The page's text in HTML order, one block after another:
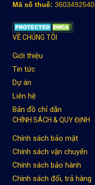
Mã số thuế: 3603492540
VỀ CHÚNG TÔI
Giới thiệu
Tin tức
Dự án
Liên hệ
Bản đồ chỉ dẫn
CHÍNH SÁCH & QUY ĐỊNH
Chính sách bảo mật
Chính sách vận chuyển
Chính sách bảo hành
Chính sách đổi, trả hàng